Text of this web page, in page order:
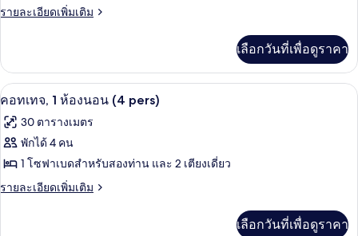
ทเทจ,
นอน
(2
pers)
รายละเอียดเพิ่มเติม
ราย
เกี่ยว
กับ
คอ
เทจ,
นอน
(2
pers)
เลือกวันที่เพื่อดูราคา
เปิด
ภาพถ่าย
ทั้งหมด
ของ
คอ
7
คอทเทจ, 1 ห้องนอน (4 pers)
30 ตารางเมตร
พักได้ 4 คน
1 โซฟาเบดสำหรับสองท่าน และ 2 เตียงเดี่ยว
รายละเอียดเพิ่มเติม
ราย
เลือกวันที่เพื่อดูราคา